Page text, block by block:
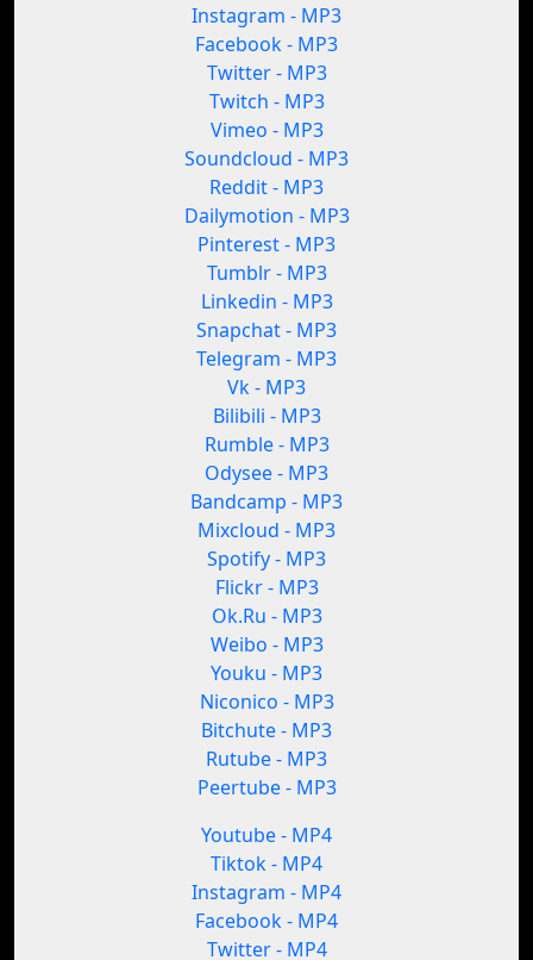
Instagram - MP3
Facebook - MP3
Twitter - MP3
Twitch - MP3
Vimeo - MP3
Soundcloud - MP3
Reddit - MP3
Dailymotion - MP3
Pinterest - MP3
Tumblr - MP3
Linkedin - MP3
Snapchat - MP3
Telegram - MP3
Vk - MP3
Bilibili - MP3
Rumble - MP3
Odysee - MP3
Bandcamp - MP3
Mixcloud - MP3
Spotify - MP3
Flickr - MP3
Ok.Ru - MP3
Weibo - MP3
Youku - MP3
Niconico - MP3
Bitchute - MP3
Rutube - MP3
Peertube - MP3
Youtube - MP4
Tiktok - MP4
Instagram - MP4
Facebook - MP4
Twitter - MP4